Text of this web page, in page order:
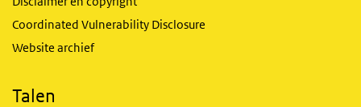
Coordinated Vulnerability Disclosure
Website archief
Talen